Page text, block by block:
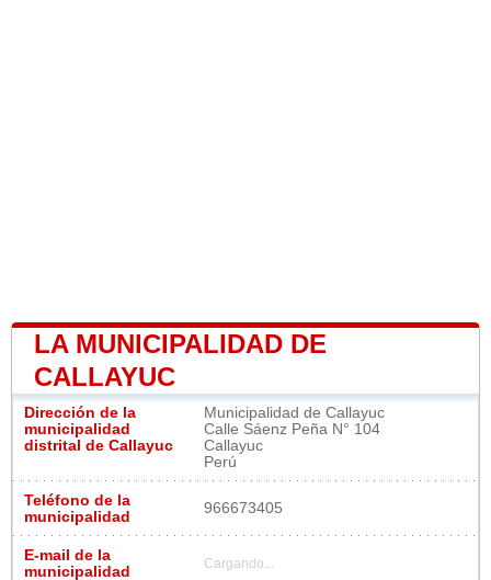
LA MUNICIPALIDAD DE
CALLAYUC
Dirección de la
municipalidad
distrital de Callayuc
Municipalidad de Callayuc
Calle Sáenz Peña N° 104
Callayuc
Perú
Teléfono de la
municipalidad
966673405
E-mail de la
municipalidad
Cargando...